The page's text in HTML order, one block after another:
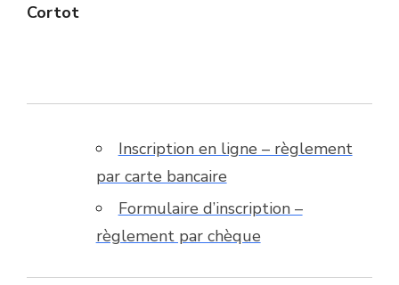
Cortot
Inscription en ligne – règlement
par carte bancaire
Formulaire d’inscription –
règlement par chèque